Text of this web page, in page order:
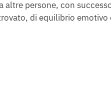
persone, con
di equilibrio